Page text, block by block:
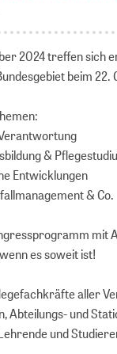
2024 treffen sich
beim
&
Entwicklungen
& Co.
mit
es soweit ist!
aller
Abteilungs- und
und